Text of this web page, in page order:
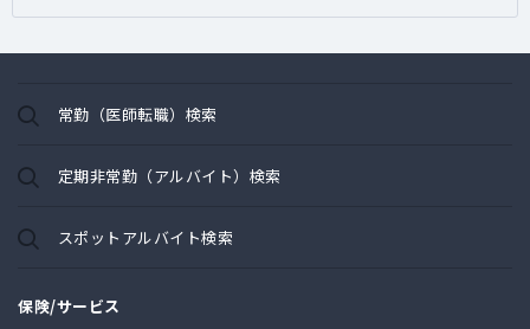
常勤（医師転職）検索
定期非常勤（アルバイト）検索
スポットアルバイト検索
保険/サービス